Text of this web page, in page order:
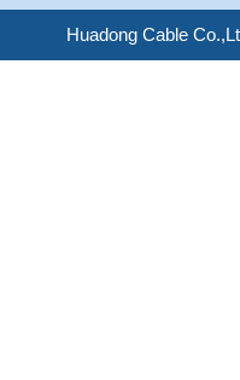
Huadong Cable